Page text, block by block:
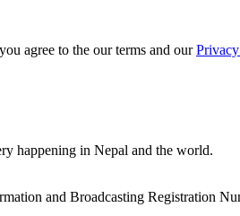
agree to the our terms and our
happening in Nepal and the world.
and Broadcasting Registration